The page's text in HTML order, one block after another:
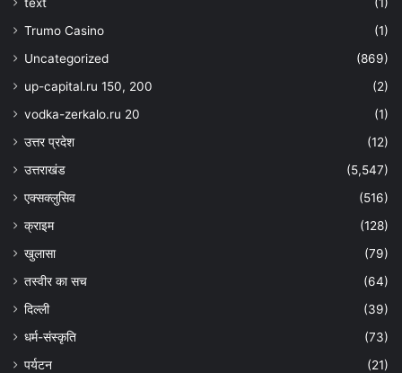
Trumo Casino
(1)
Uncategorized
(869)
up-capital.ru 150, 200
(2)
vodka-zerkalo.ru 20
(1)
उत्तर प्रदेश
(12)
उत्तराखंड
(5,547)
एक्सक्लुसिव
(516)
क्राइम
(128)
खुलासा
(79)
तस्वीर का सच
(64)
दिल्ली
(39)
धर्म-संस्कृति
(73)
पर्यटन
(21)